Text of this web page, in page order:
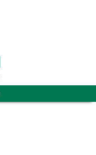
Espaillat